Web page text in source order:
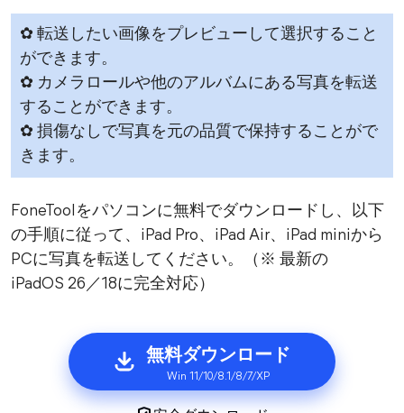
✿ 転送したい画像をプレビューして選択すること
ができます。
✿ カメラロールや他のアルバムにある写真を転送
することができます。
✿ 損傷なしで写真を元の品質で保持することがで
きます。
FoneToolをパソコンに無料でダウンロードし、以下
の手順に従って、iPad Pro、iPad Air、iPad miniから
PCに写真を転送してください。（※ 最新の
iPadOS 26／18に完全対応）
無料ダウンロード
Win 11/10/8.1/8/7/XP